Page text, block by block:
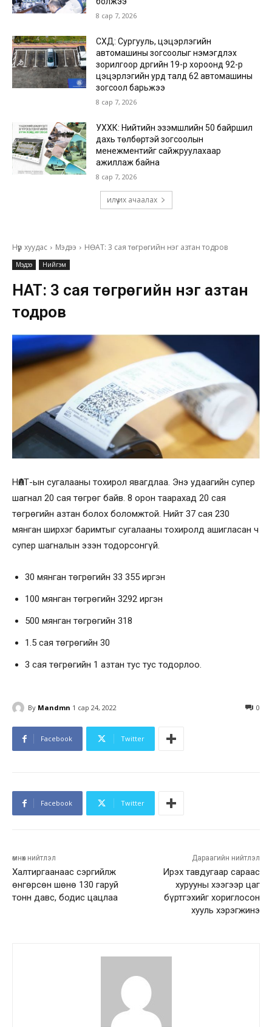
8 сар 7, 2026
СХД: Сургууль, цэцэрлэгийн
автомашины зогсоолыг нэмэгдүүлэх
зорилгоор дүүргийн 19-р хороонд 92-р
цэцэрлэгийн урд талд 62 автомашины
зогсоол барьжээ
8 сар 7, 2026
УХХК: Нийтийн эзэмшлийн 50 байршил
дахь төлбөртэй зогсоолын
менежментийг сайжруулахаар
ажиллаж байна
8 сар 7, 2026
илүү их ачаалах